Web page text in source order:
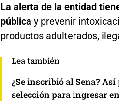
La alerta de la entidad
pública y prevenir
productos adulterados,
Lea también
¿Se inscribió al Sena?
selección para ingresar